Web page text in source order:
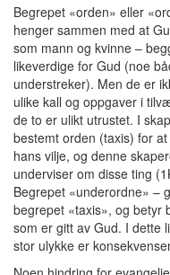
Begrepet «orden» eller
henger sammen med at
som mann og kvinne –
likeverdige for Gud (noe
understreker). Men de er
ulike kall og oppgaver i
de to er ulikt utrustet. I
bestemt orden (taxis) for
hans vilje, og denne
underviser om disse ting
Begrepet «underordne» –
begrepet «taxis», og betyr
som er gitt av Gud. I dette
stor ulykke er